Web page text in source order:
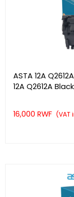
ASTA 12A
12A Q2612A
16,000 RWF (VAT